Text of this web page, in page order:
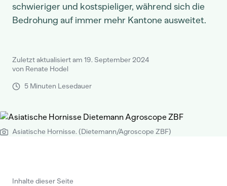
schwieriger und kostspieliger, während sich die
Bedrohung auf immer mehr Kantone ausweitet.
Zuletzt aktualisiert am 19. September 2024
von Renate Hodel
5 Minuten Lesedauer
Asiatische Hornisse. (Dietemann/Agroscope ZBF)
Inhalte dieser Seite